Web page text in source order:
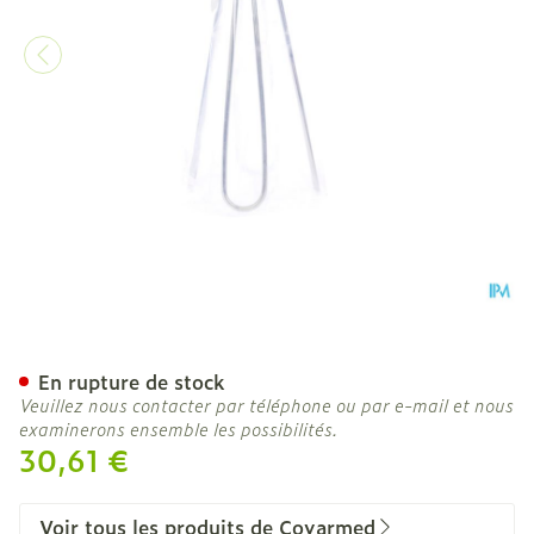
30,61 €
En rupture de stock
Veuillez nous contacter par téléphone ou par e-mail et nous
examinerons ensemble les possibilités.
Voir tous les produits de Covarmed